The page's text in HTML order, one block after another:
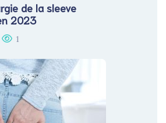
de la sleeve
2023​
1